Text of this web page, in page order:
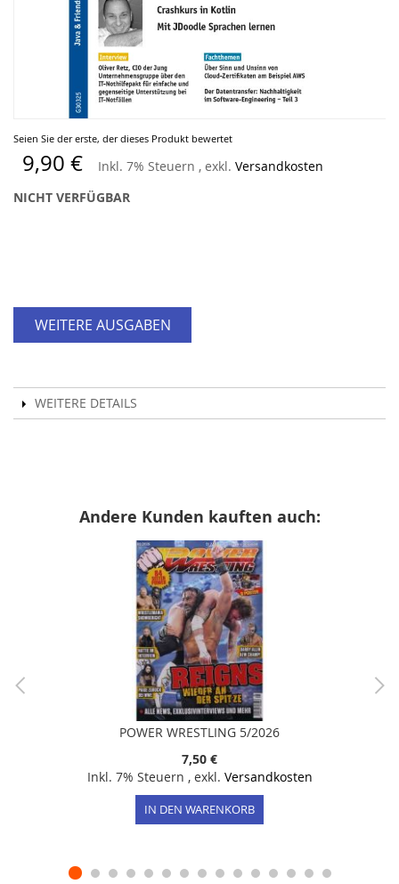
Seien Sie der erste, der dieses Produkt bewertet
9,90 € Inkl. 7% Steuern , exkl. Versandkosten
NICHT VERFÜGBAR
WEITERE AUSGABEN
WEITERE DETAILS
Zum
Anfang
der
Bildergalerie
springen
Andere Kunden kauften auch:
POWER WRESTLING 5/2026
7,50 €
Inkl. 7% Steuern , exkl. Versandkosten
IN DEN WARENKORB